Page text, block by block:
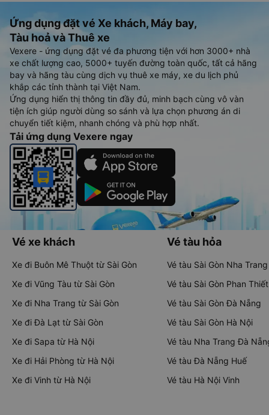
Ứng dụng đặt vé Xe khách, Máy bay,
Tàu hoả và Thuê xe
Vexere - ứng dụng đặt vé đa phương tiện với hơn 3000+ nhà
xe chất lượng cao, 5000+ tuyến đường toàn quốc, tất cả hãng
bay và hãng tàu cùng dịch vụ thuê xe máy, xe du lịch phủ
khắp các tỉnh thành tại Việt Nam.
Ứng dụng hiển thị thông tin đầy đủ, minh bạch cùng vô vàn
tiện ích giúp người dùng so sánh và lựa chọn phương án di
chuyển tiết kiệm, nhanh chóng và phù hợp nhất.
Tải ứng dụng Vexere ngay
Vé xe khách
Xe đi Buôn Mê Thuột từ Sài Gòn
Xe đi Vũng Tàu từ Sài Gòn
Xe đi Nha Trang từ Sài Gòn
Xe đi Đà Lạt từ Sài Gòn
Xe đi Sapa từ Hà Nội
Xe đi Hải Phòng từ Hà Nội
Xe đi Vinh từ Hà Nội
Vé tàu hỏa
Vé tàu Sài Gòn Nha Trang
Vé tàu Sài Gòn Phan Thiết
Vé tàu Sài Gòn Đà Nẵng
Vé tàu Sài Gòn Hà Nội
Vé tàu Nha Trang Đà
Vé tàu Đà Nẵng Huế
Vé tàu Hà Nội Vinh